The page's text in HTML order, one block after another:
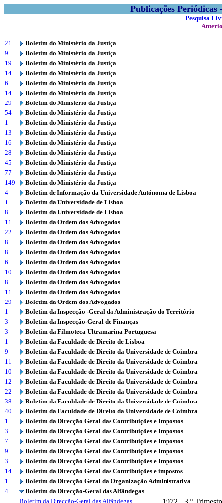
Publicações
Pesquisa
21
Boletim do Ministério da Justiça
9
Boletim do Ministério da Justiça
19
Boletim do Ministério da Justiça
14
Boletim do Ministério da Justiça
6
Boletim do Ministério da Justiça
14
Boletim do Ministério da Justiça
29
Boletim do Ministério da Justiça
54
Boletim do Ministério da Justiça
1
Boletim do Ministério da Justiça
13
Boletim do Ministério da Justiça
16
Boletim do Ministério da Justiça
28
Boletim do Ministério da Justiça
45
Boletim do Ministério da Justiça
77
Boletim do Ministério da Justiça
149
Boletim do Ministério da Justiça
4
Boletim de Informação da Universidade Autónoma de Lisboa
1
Boletim da Universidade de Lisboa
8
Boletim da Universidade de Lisboa
11
Boletim da Ordem dos Advogados
22
Boletim da Ordem dos Advogados
8
Boletim da Ordem dos Advogados
8
Boletim da Ordem dos Advogados
6
Boletim da Ordem dos Advogados
10
Boletim da Ordem dos Advogados
8
Boletim da Ordem dos Advogados
11
Boletim da Ordem dos Advogados
29
Boletim da Ordem dos Advogados
1
Boletim da Inspecção -Geral da Administração do Território
3
Boletim da Inspecção-Geral de Finanças
3
Boletim da Filmoteca Ultramarina Portuguesa
1
Boletim da Faculdade de Direito de Lisboa
9
Boletim da Faculdade de Direito da Universidade de Coimbra
11
Boletim da Faculdade de Direito da Universidade de Coimbra
10
Boletim da Faculdade de Direito da Universidade de Coimbra
12
Boletim da Faculdade de Direito da Universidade de Coimbra
22
Boletim da Faculdade de Direito da Universidade de Coimbra
38
Boletim da Faculdade de Direito da Universidade de Coimbra
40
Boletim da Faculdade de Direito da Universidade de Coimbra
1
Boletim da Direcção Geral das Contribuições e Impostos
3
Boletim da Direcção Geral das Contribuições e Impostos
7
Boletim da Direcção Geral das Contribuições e Impostos
9
Boletim da Direcção Geral das Contribuições e Impostos
3
Boletim da Direcção Geral das Contribuições e Impostos
14
Boletim da Direcção Geral das Contribuições e impostos
1
Boletim da Direcção Geral da Organização Administrativa
4
Boletim da Direcção-Geral das Alfândegas
Boletim da Direcção-Geral das Alfândegas
1972 3.º